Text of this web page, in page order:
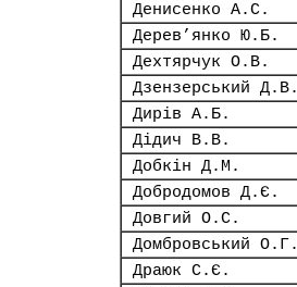
Денисенко А.С.
Дерев’янко Ю.Б.
Дехтярчук О.В.
Дзензерський Д.В.
Дирів А.Б.
Дідич В.В.
Добкін Д.М.
Добродомов Д.Є.
Довгий О.С.
Домбровський О.Г.
Драюк С.Є.